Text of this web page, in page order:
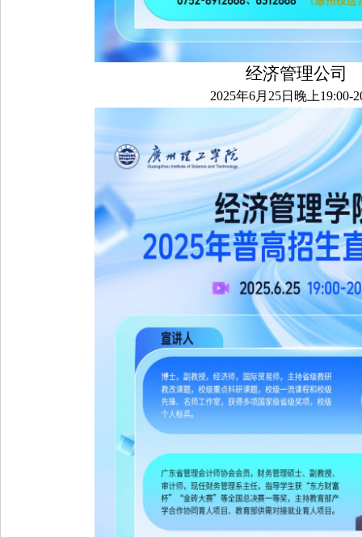
经济管理公司
2025年6月25日晚上19:00-